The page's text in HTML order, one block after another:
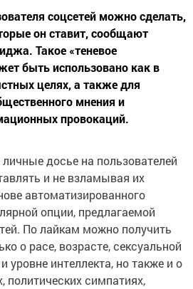
соцсетей можно сделать,
он ставит, сообщают
Такое «теневое
быть использовано как в
целях, а также для
мнения и
провокаций.
досье на пользователей
и не взламывая их
автоматизированного
опции, предлагаемой
По лайкам можно получить
о расе, возрасте, сексуальной
уровне интеллекта, но также и о
политических симпатиях,